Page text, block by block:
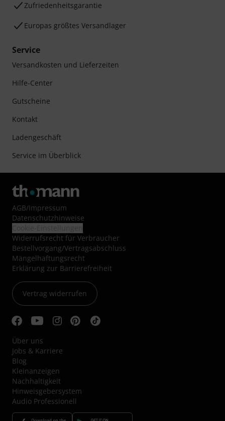
Zufriedenheitsgarantie
Europas größtes Versandlager
Service
Versandkosten und Lieferzeiten
Hilfe-Center
Gutscheine
Kontakt
Ladengeschäft
Service im Überblick
AGB/Impressum
Datenschutzhinweise
Widerrufsrecht für Verbraucher
Bestellvorgang/Vertragsabschluss
Mängelhaftungsrecht
Erklärung zur Barrierefreiheit
Vertrag widerrufen
Über uns
Jobs & Karriere
Blog
Kleinanzeigen
Nachhaltigkeit
Hinweisgebersystem
Audio Professionell